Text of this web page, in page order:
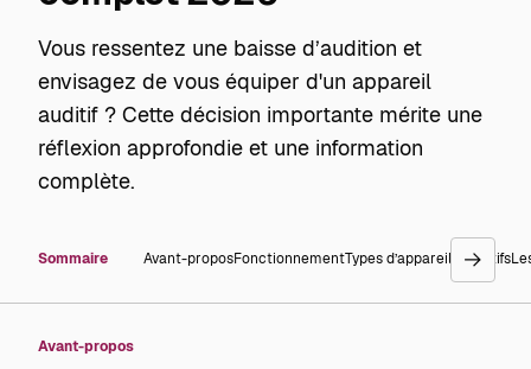
Vous ressentez une baisse d’audition et
envisagez de vous équiper d'un appareil
auditif ? Cette décision importante mérite une
réflexion approfondie et une information
complète.
Sommaire Avant-proposFonctionnementTypes d’appareils auditifs
go
right
Avant-propos